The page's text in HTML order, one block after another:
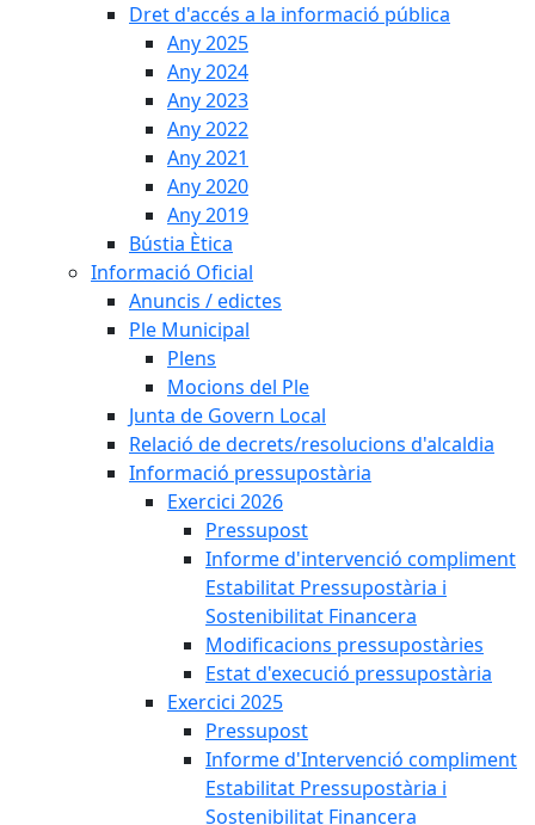
Dret d'accés a la informació pública
Any 2025
Any 2024
Any 2023
Any 2022
Any 2021
Any 2020
Any 2019
Bústia Ètica
Informació Oficial
Anuncis / edictes
Ple Municipal
Plens
Mocions del Ple
Junta de Govern Local
Relació de decrets/resolucions d'alcaldia
Informació pressupostària
Exercici 2026
Pressupost
Informe d'intervenció compliment
Estabilitat Pressupostària i
Sostenibilitat Financera
Modificacions pressupostàries
Estat d'execució pressupostària
Exercici 2025
Pressupost
Informe d'Intervenció compliment
Estabilitat Pressupostària i
Sostenibilitat Financera